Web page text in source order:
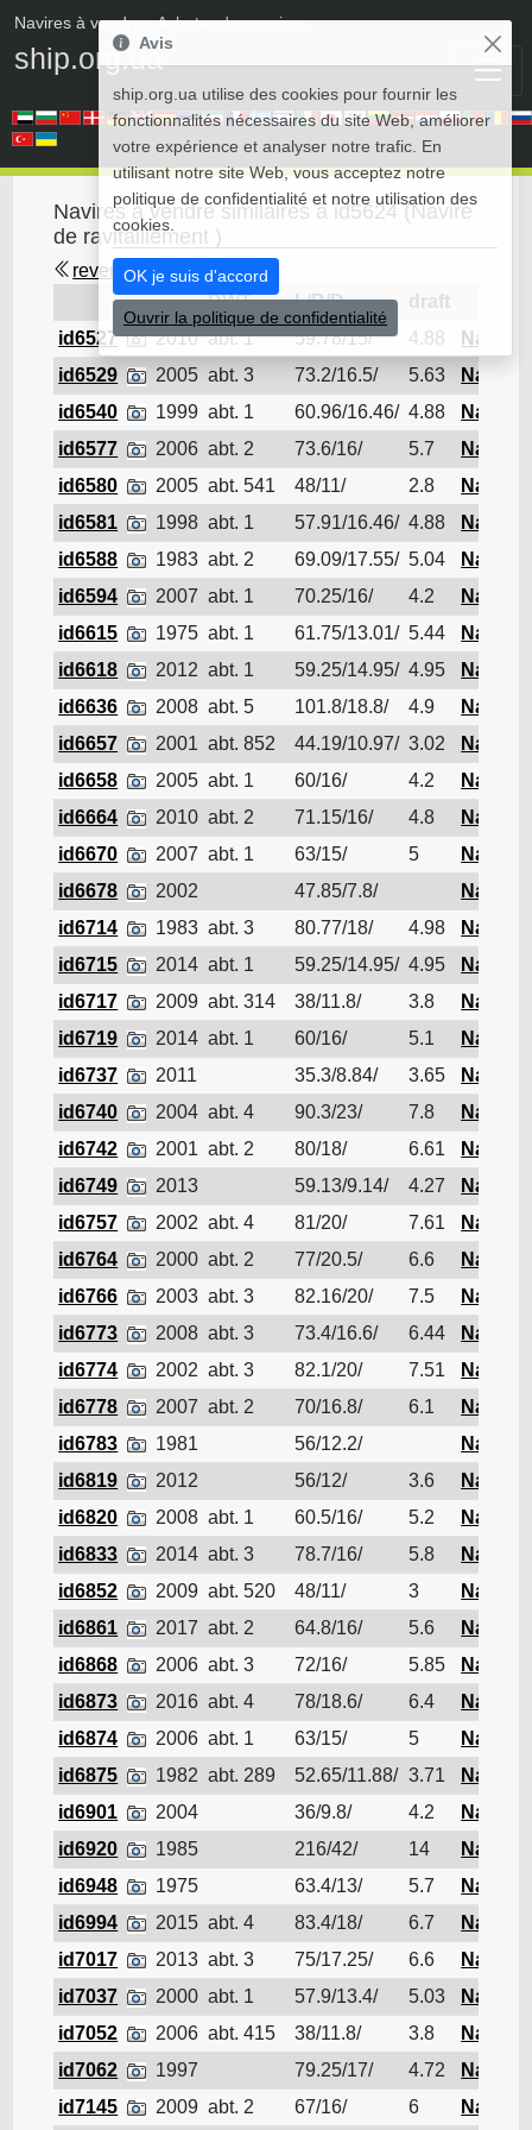
Navires à vendre• Acheter des navires
ship.org.ua
Navires à vendre similaires à id5624 (Navire
de ravitaillement )
revenir en arrière
DWT
L/B/D
draft
id6527
2010 abt. 1 59.78/15/ 4.88
Navire
id6529
2005 abt. 3 73.2/16.5/ 5.63
Navire
id6540
1999 abt. 1 60.96/16.46/ 4.88
Navire
id6577
2006 abt. 2 73.6/16/ 5.7
Navire
id6580
2005 abt. 541 48/11/ 2.8
Navire
id6581
1998 abt. 1 57.91/16.46/ 4.88
Navire
id6588
1983 abt. 2 69.09/17.55/ 5.04
Navire
id6594
2007 abt. 1 70.25/16/ 4.2
Navire
id6615
1975 abt. 1 61.75/13.01/ 5.44
Navire
id6618
2012 abt. 1 59.25/14.95/ 4.95
Navire
id6636
2008 abt. 5 101.8/18.8/ 4.9
Navire
id6657
2001 abt. 852 44.19/10.97/ 3.02
Navire
id6658
2005 abt. 1 60/16/ 4.2
Navire
id6664
2010 abt. 2 71.15/16/ 4.8
Navire
id6670
2007 abt. 1 63/15/ 5
Navire
id6678
2002 47.85/7.8/
Navire
id6714
1983 abt. 3 80.77/18/ 4.98
Navire
id6715
2014 abt. 1 59.25/14.95/ 4.95
Navire
id6717
2009 abt. 314 38/11.8/ 3.8
Navire
id6719
2014 abt. 1 60/16/ 5.1
Navire
id6737
2011 35.3/8.84/ 3.65
Navire
id6740
2004 abt. 4 90.3/23/ 7.8
Navire
id6742
2001 abt. 2 80/18/ 6.61
Navire
id6749
2013 59.13/9.14/ 4.27
Navire
id6757
2002 abt. 4 81/20/ 7.61
Navire
id6764
2000 abt. 2 77/20.5/ 6.6
Navire
id6766
2003 abt. 3 82.16/20/ 7.5
Navire
id6773
2008 abt. 3 73.4/16.6/ 6.44
Navire
id6774
2002 abt. 3 82.1/20/ 7.51
Navire
id6778
2007 abt. 2 70/16.8/ 6.1
Navire
id6783
1981 56/12.2/
Navire
id6819
2012 56/12/ 3.6
Navire
id6820
2008 abt. 1 60.5/16/ 5.2
Navire
id6833
2014 abt. 3 78.7/16/ 5.8
Navire
id6852
2009 abt. 520 48/11/ 3
Navire
id6861
2017 abt. 2 64.8/16/ 5.6
Navire
id6868
2006 abt. 3 72/16/ 5.85
Navire
id6873
2016 abt. 4 78/18.6/ 6.4
Navire
id6874
2006 abt. 1 63/15/ 5
Navire
id6875
1982 abt. 289 52.65/11.88/ 3.71
Navire
id6901
2004 36/9.8/ 4.2
Navire
id6920
1985 216/42/ 14
Navire
id6948
1975 63.4/13/ 5.7
Navire
id6994
2015 abt. 4 83.4/18/ 6.7
Navire
id7017
2013 abt. 3 75/17.25/ 6.6
Navire
id7037
2000 abt. 1 57.9/13.4/ 5.03
Navire
id7052
2006 abt. 415 38/11.8/ 3.8
Navire
id7062
1997 79.25/17/ 4.72
Navire
id7145
2009 abt. 2 67/16/ 6 Navire
Avis
ship.org.ua utilise des cookies pour fournir les
fonctionnalités nécessaires du site Web, améliorer
votre expérience et analyser notre trafic. En
utilisant notre site Web, vous acceptez notre
politique de confidentialité et notre utilisation des
cookies.
OK je suis d'accord
Ouvrir la politique de confidentialité